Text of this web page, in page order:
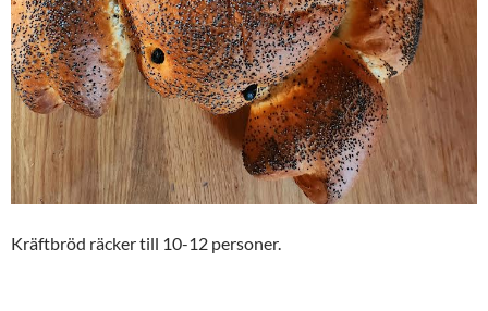
Kräftbröd räcker till 10-12 personer.